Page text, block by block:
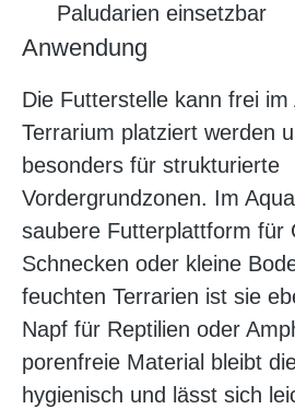
Paludarien einsetzbar
Anwendung
Die Futterstelle kann frei
Terrarium platziert werden
besonders für strukturierte
Vordergrundzonen. Im
saubere Futterplattform für
Schnecken oder kleine
feuchten Terrarien ist sie
Napf für Reptilien oder
porenfreie Material bleibt
hygienisch und lässt sich